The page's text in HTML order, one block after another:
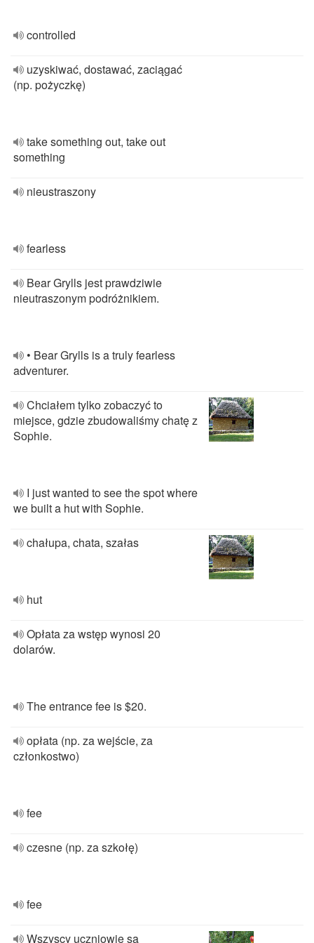
controlled
uzyskiwać, dostawać, zaciągać
(np. pożyczkę)
take something out, take out
something
nieustraszony
fearless
Bear Grylls jest prawdziwie
nieutraszonym podróżnikiem.
• Bear Grylls is a truly fearless
adventurer.
Chciałem tylko zobaczyć to
miejsce, gdzie zbudowaliśmy chatę z
Sophie.
I just wanted to see the spot where
we built a hut with Sophie.
chałupa, chata, szałas
hut
Opłata za wstęp wynosi 20
dolarów.
The entrance fee is $20.
opłata (np. za wejście, za
członkostwo)
fee
czesne (np. za szkołę)
fee
Wszyscy uczniowie są